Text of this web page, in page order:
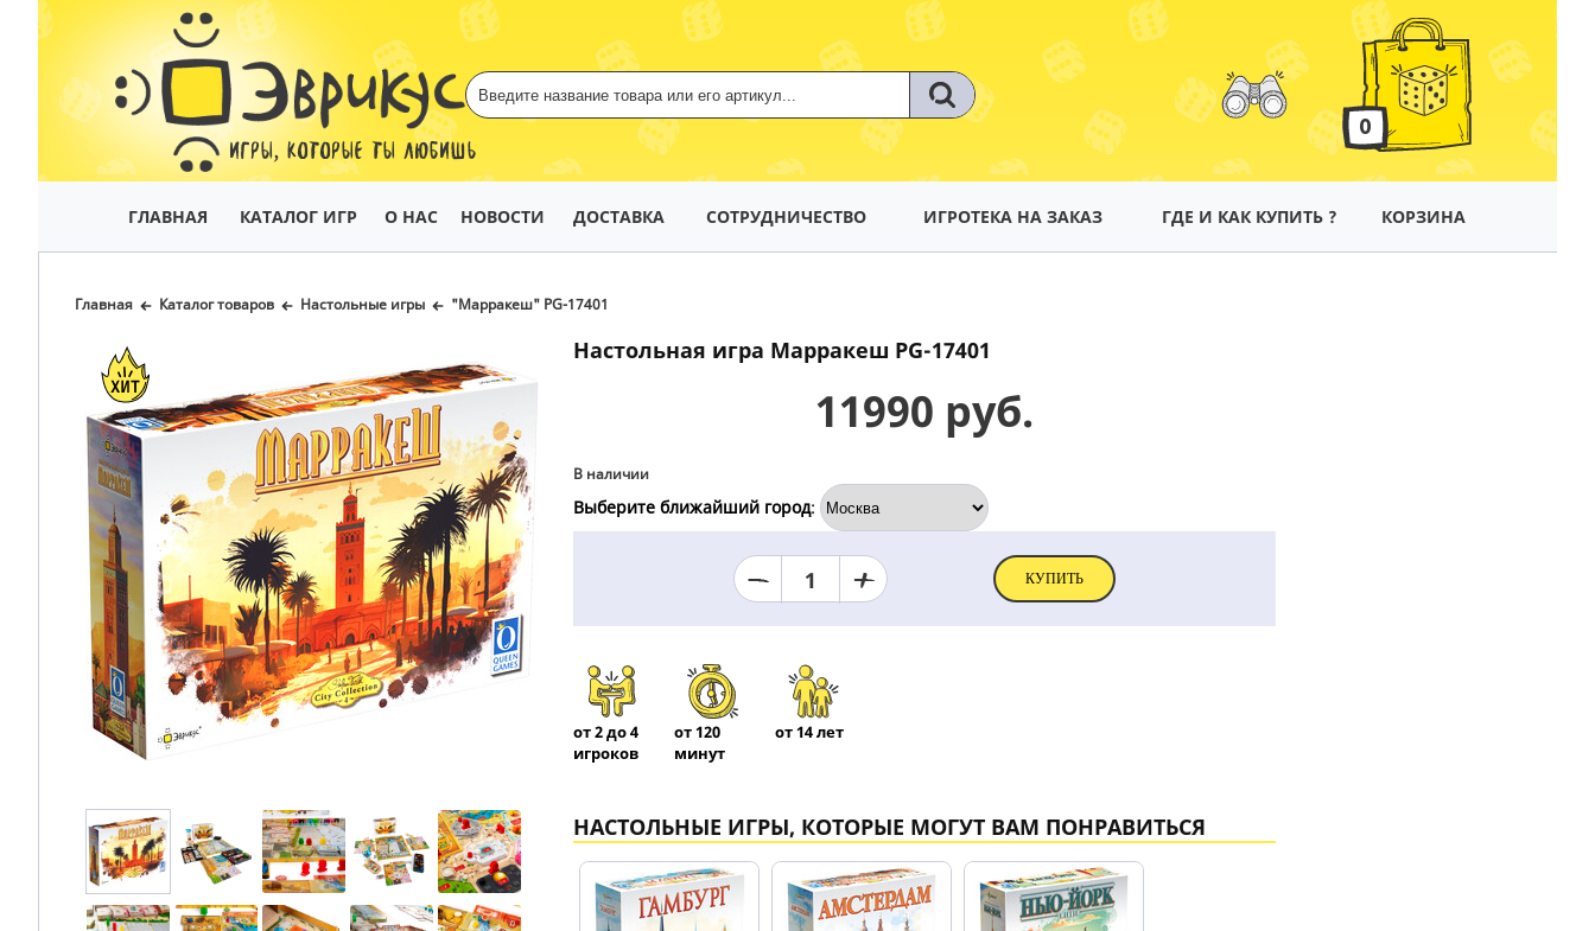
ИГРЫ, КОТОРЫЕ ТЫ ЛЮБИШЬ
0
ГЛАВНАЯ КАТАЛОГ ИГР О НАС НОВОСТИ ДОСТАВКА СОТРУДНИЧЕСТВО ИГРОТЕКА НА ЗАКАЗ ГДЕ И КАК КУПИТЬ ? КОРЗИНА
Главная Каталог товаров Настольные игры "Марракеш" PG-17401
Настольная игра Марракеш PG-17401
11990 руб.
В наличии
Выберите ближайший город:
1 КУПИТЬ
от 2 до 4
игроков
от 120
минут
от 14 лет
НАСТОЛЬНЫЕ ИГРЫ, КОТОРЫЕ МОГУТ ВАМ ПОНРАВИТЬСЯ